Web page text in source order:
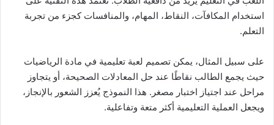
استخدام المكافآت، النقاط، المهام، والمنافسات كجزء من تجربة
التعلم.
على سبيل المثال، يمكن تصميم لعبة تعليمية في مادة الرياضيات
حيث يجمع الطالب نقاطًا عند حل المعادلات الصحيحة، أو يتجاوز
مراحل عند اجتياز اختبار مصغر. هذا النموذج يُعزز الشعور بالإنجاز،
ويجعل العملية التعليمية أكثر متعة وتفاعلية.